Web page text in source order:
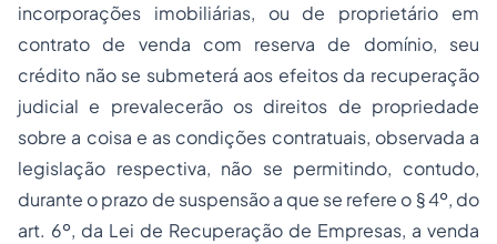
incorporações imobiliárias, ou de proprietário em
contrato de venda com reserva de domínio, seu
crédito não se submeterá aos efeitos da recuperação
judicial e prevalecerão os direitos de propriedade
sobre a coisa e as condições contratuais, observada a
legislação respectiva, não se permitindo, contudo,
durante o prazo de suspensão a que se refere o § 4º, do
art. 6º, da Lei de Recuperação de Empresas, a venda